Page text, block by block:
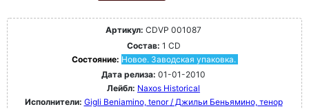
Артикул: CDVP 001087
Состав: 1 CD
Состояние: Новое. Заводская упаковка.
Дата релиза: 01-01-2010
Лейбл: Naxos Historical
Исполнители: Gigli Beniamino, tenor / Джильи Беньямино, тенор